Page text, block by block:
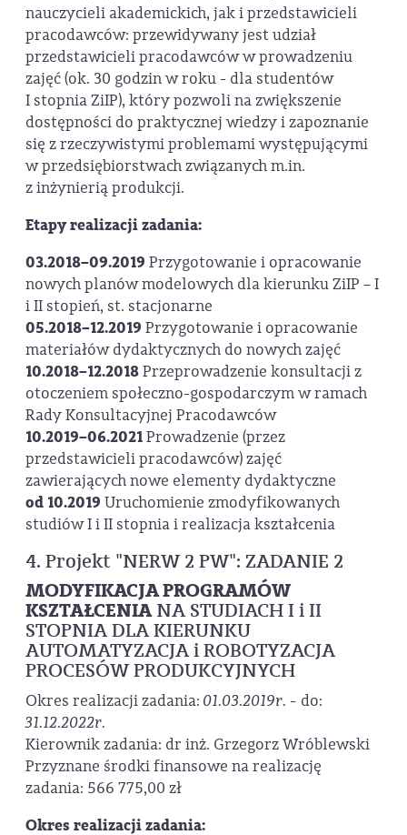
nauczycieli akademickich, jak i przedstawicieli
pracodawców: przewidywany jest udział
przedstawicieli pracodawców w prowadzeniu
zajęć (ok. 30 godzin w roku - dla studentów
I stopnia ZiIP), który pozwoli na zwiększenie
dostępności do praktycznej wiedzy i zapoznanie
się z rzeczywistymi problemami występującymi
w przedsiębiorstwach związanych m.in.
z inżynierią produkcji.
Etapy realizacji zadania:
03.2018–09.2019 Przygotowanie i opracowanie
nowych planów modelowych dla kierunku ZiIP – I
i II stopień, st. stacjonarne
05.2018–12.2019 Przygotowanie i opracowanie
materiałów dydaktycznych do nowych zajęć
10.2018–12.2018Przeprowadzenie konsultacji z
otoczeniem społeczno-gospodarczym w ramach
Rady Konsultacyjnej Pracodawców
10.2019–06.2021Prowadzenie (przez
przedstawicieli pracodawców) zajęć
zawierających nowe elementy dydaktyczne
od 10.2019 Uruchomienie zmodyfikowanych
studiów I i II stopnia i realizacja kształcenia
4. Projekt "NERW 2 PW": ZADANIE 2
MODYFIKACJA PROGRAMÓW
KSZTAŁCENIANA STUDIACH I i II
STOPNIA DLA KIERUNKU
AUTOMATYZACJA i ROBOTYZACJA
PROCESÓW PRODUKCYJNYCH
Okres realizacji zadania: 01.03.2019r. - do:
31.12.2022r.
Kierownik zadania: dr inż. Grzegorz Wróblewski
Przyznane środki finansowe na realizację
zadania: 566 775,00 zł
Okres realizacji zadania: